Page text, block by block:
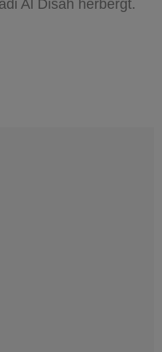
Al Disah herbergt.